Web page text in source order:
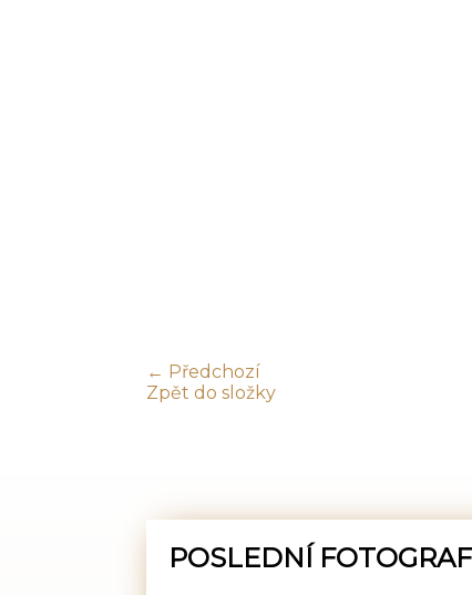
← Předchozí
Zpět do složky
POSLEDNÍ